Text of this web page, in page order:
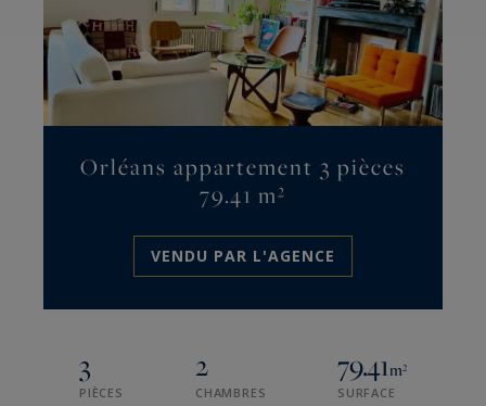
Orléans appartement 3 pièces
79.41 m²
VENDU PAR L'AGENCE
3
PIÈCES
2
CHAMBRES
79.41m²
SURFACE